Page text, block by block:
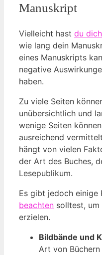
Manuskript
Vielleicht hast du dich
wie lang dein
eines Manuskripts
negative
haben.
Zu viele Seiten
unübersichtlich und
wenige Seiten
ausreichend
hängt von vielen
der Art des Buches,
Lesepublikum.
Es gibt jedoch einige
beachten solltest,
erzielen.
Bildbände und
Art von